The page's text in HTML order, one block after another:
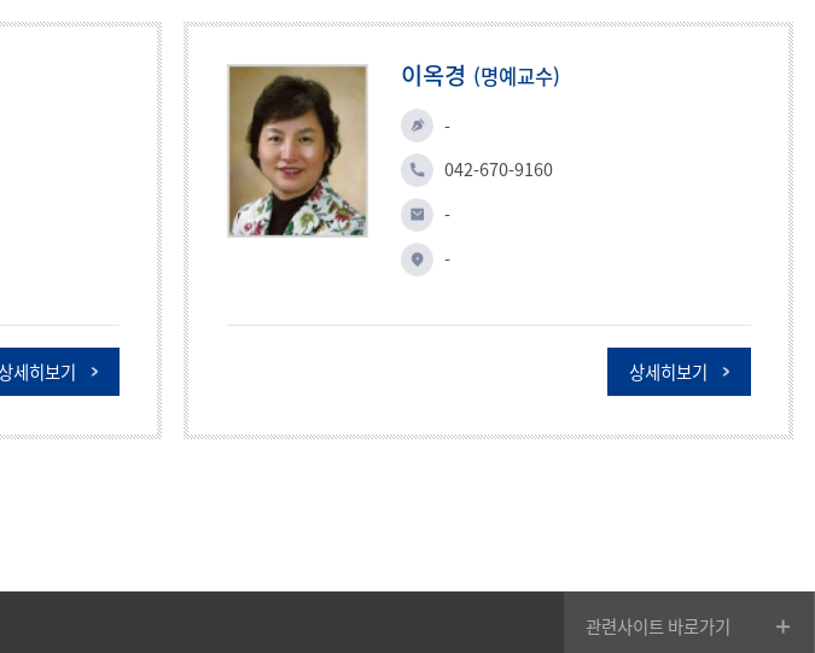
세히보기
이옥경 (명예교수)
-
042-670-9160
-
-
상세히보기
관련사이트 바로가기